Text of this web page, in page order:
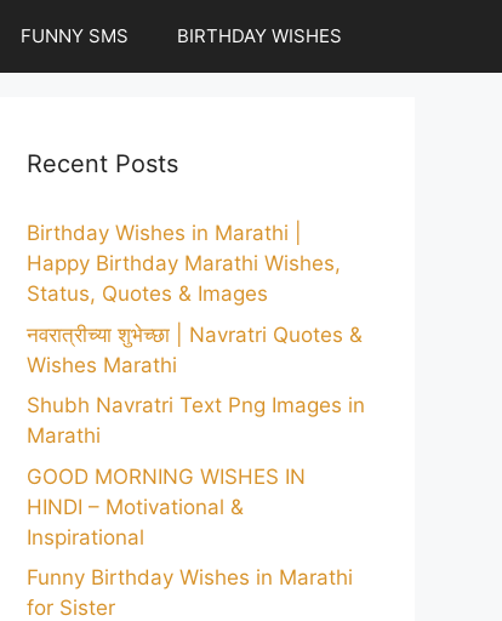
FUNNY SMS BIRTHDAY WISHES
Recent Posts
Birthday Wishes in Marathi |
Happy Birthday Marathi Wishes,
Status, Quotes & Images
नवरात्रीच्या शुभेच्छा | Navratri Quotes &
Wishes Marathi
Shubh Navratri Text Png Images in
Marathi
GOOD MORNING WISHES IN
HINDI – Motivational &
Inspirational
Funny Birthday Wishes in Marathi
for Sister